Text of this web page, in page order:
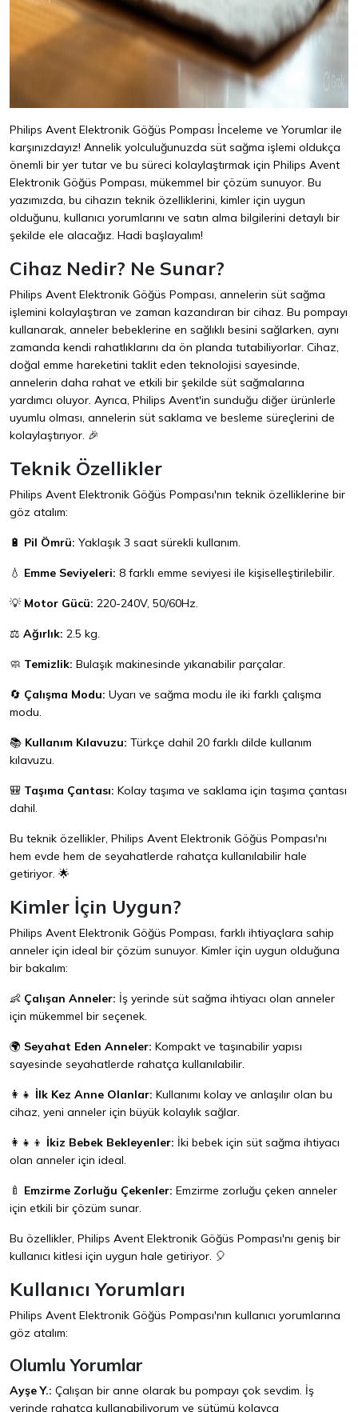
Philips Avent Elektronik Göğüs Pompası İnceleme ve Yorumlar ile
karşınızdayız! Annelik yolculuğunuzda süt sağma işlemi oldukça
önemli bir yer tutar ve bu süreci kolaylaştırmak için Philips Avent
Elektronik Göğüs Pompası, mükemmel bir çözüm sunuyor. Bu
yazımızda, bu cihazın teknik özelliklerini, kimler için uygun
olduğunu, kullanıcı yorumlarını ve satın alma bilgilerini detaylı bir
şekilde ele alacağız. Hadi başlayalım!
Cihaz Nedir? Ne Sunar?
Philips Avent Elektronik Göğüs Pompası, annelerin süt sağma
işlemini kolaylaştıran ve zaman kazandıran bir cihaz. Bu pompayı
kullanarak, anneler bebeklerine en sağlıklı besini sağlarken, aynı
zamanda kendi rahatlıklarını da ön planda tutabiliyorlar. Cihaz,
doğal emme hareketini taklit eden teknolojisi sayesinde,
annelerin daha rahat ve etkili bir şekilde süt sağmalarına
yardımcı oluyor. Ayrıca, Philips Avent'in sunduğu diğer ürünlerle
uyumlu olması, annelerin süt saklama ve besleme süreçlerini de
kolaylaştırıyor. 🎉
Teknik Özellikler
Philips Avent Elektronik Göğüs Pompası'nın teknik özelliklerine bir
göz atalım:
🔋 Pil Ömrü: Yaklaşık 3 saat sürekli kullanım.
💧 Emme Seviyeleri: 8 farklı emme seviyesi ile kişiselleştirilebilir.
💡 Motor Gücü: 220-240V, 50/60Hz.
⚖️ Ağırlık: 2.5 kg.
🧼 Temizlik: Bulaşık makinesinde yıkanabilir parçalar.
🔄 Çalışma Modu: Uyarı ve sağma modu ile iki farklı çalışma
modu.
📚 Kullanım Kılavuzu: Türkçe dahil 20 farklı dilde kullanım
kılavuzu.
🎒 Taşıma Çantası: Kolay taşıma ve saklama için taşıma çantası
dahil.
Bu teknik özellikler, Philips Avent Elektronik Göğüs Pompası'nı
hem evde hem de seyahatlerde rahatça kullanılabilir hale
getiriyor. 🌟
Kimler İçin Uygun?
Philips Avent Elektronik Göğüs Pompası, farklı ihtiyaçlara sahip
anneler için ideal bir çözüm sunuyor. Kimler için uygun olduğuna
bir bakalım:
👶 Çalışan Anneler: İş yerinde süt sağma ihtiyacı olan anneler
için mükemmel bir seçenek.
🌍 Seyahat Eden Anneler: Kompakt ve taşınabilir yapısı
sayesinde seyahatlerde rahatça kullanılabilir.
👩‍👧 İlk Kez Anne Olanlar: Kullanımı kolay ve anlaşılır olan bu
cihaz, yeni anneler için büyük kolaylık sağlar.
👩‍👧‍👦 İkiz Bebek Bekleyenler: İki bebek için süt sağma ihtiyacı
olan anneler için ideal.
🍼 Emzirme Zorluğu Çekenler: Emzirme zorluğu çeken anneler
için etkili bir çözüm sunar.
Bu özellikler, Philips Avent Elektronik Göğüs Pompası'nı geniş bir
kullanıcı kitlesi için uygun hale getiriyor. 🎈
Kullanıcı Yorumları
Philips Avent Elektronik Göğüs Pompası'nın kullanıcı yorumlarına
göz atalım:
Olumlu Yorumlar
Ayşe Y.: Çalışan bir anne olarak bu pompayı çok sevdim. İş
yerinde rahatça kullanabiliyorum ve sütümü kolayca